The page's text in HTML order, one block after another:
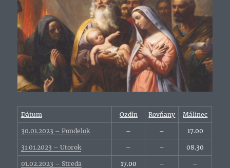
Dátum Ozdín Rovňany Málinec
30.01.2023 – Pondelok – – 17.00
31.01.2023 – Utorok – – 08.30
01.02.2023 – Streda 17.00 – –